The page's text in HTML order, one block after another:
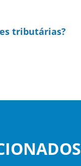
tributárias?